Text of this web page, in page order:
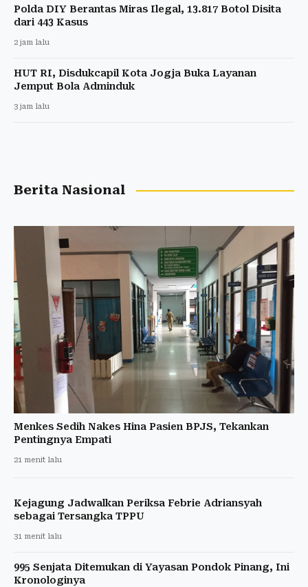
Polda DIY Berantas Miras Ilegal, 13.817 Botol Disita
dari 443 Kasus
2 jam lalu
HUT RI, Disdukcapil Kota Jogja Buka Layanan
Jemput Bola Adminduk
3 jam lalu
Berita Nasional
Menkes Sedih Nakes Hina Pasien BPJS, Tekankan
Pentingnya Empati
21 menit lalu
Kejagung Jadwalkan Periksa Febrie Adriansyah
sebagai Tersangka TPPU
31 menit lalu
995 Senjata Ditemukan di Yayasan Pondok Pinang, Ini
Kronologinya